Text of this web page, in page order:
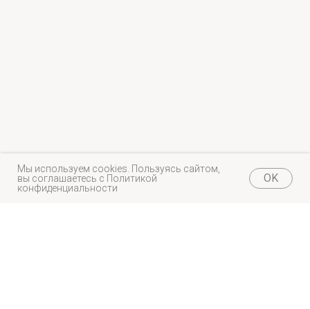
Мы используем cookies. Пользуясь сайтом,
вы соглашаетесь с Политикой
конфиденциальности
OK